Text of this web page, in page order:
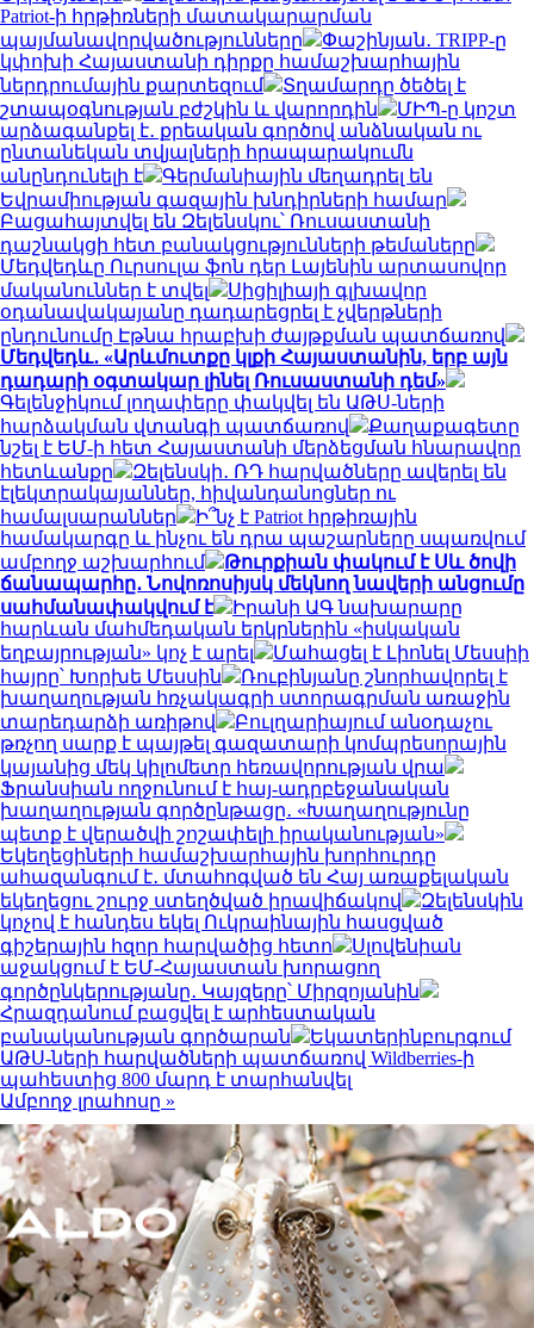
Patriot-ի հրթիռների մատակարարման
պայմանավորվածությունները
Փաշինյան․ TRIPP-ը
կփոխի Հայաստանի դիրքը համաշխարհային
ներդրումային քարտեզում
Տղամարդը ծեծել է
շտապօգնության բժշկին և վարորդին
ՄԻՊ-ը կոշտ
արձագանքել է․ քրեական գործով անձնական ու
ընտանեկան տվյալների հրապարակումն
անընդունելի է
Գերմանիային մեղադրել են
Եվրամիության գազային խնդիրների համար
Բացահայտվել են Զելենսկու՝ Ռուսաստանի
դաշնակցի հետ բանակցությունների թեմաները
Մեդվեդևը Ուրսուլա ֆոն դեր Լայենին արտասովոր
մականուններ է տվել
Սիցիլիայի գլխավոր
օդանավակայանը դադարեցրել է չվերթների
ընդունումը Էթնա հրաբխի ժայթքման պատճառով
Մեդվեդև․ «Արևմուտքը կլքի Հայաստանին, երբ այն
դադարի օգտակար լինել Ռուսաստանի դեմ»
Գելենջիկում լողափերը փակվել են ԱԹՍ-ների
հարձակման վտանգի պատճառով
Քաղաքագետը
նշել է ԵՄ-ի հետ Հայաստանի մերձեցման հնարավոր
հետևանքը
Զելենսկի․ ՌԴ հարվածները ավերել են
էլեկտրակայաններ, հիվանդանոցներ ու
համալսարաններ
Ի՞նչ է Patriot հրթիռային
համակարգը և ինչու են դրա պաշարները սպառվում
ամբողջ աշխարհում
Թուրքիան փակում է Սև ծովի
ճանապարհը․ Նովոռոսիյսկ մեկնող նավերի անցումը
սահմանափակվում է
Իրանի ԱԳ նախարարը
հարևան մահմեդական երկրներին «իսկական
եղբայրության» կոչ է արել
Մահացել է Լիոնել Մեսսիի
հայրը՝ Խորխե Մեսսին
Ռուբինյանը շնորհավորել է
խաղաղության հռչակագրի ստորագրման առաջին
տարեդարձի առիթով
Բուլղարիայում անօդաչու
թռչող սարք է պայթել գազատարի կոմպրեսորային
կայանից մեկ կիլոմետր հեռավորության վրա
Ֆրանսիան ողջունում է հայ-ադրբեջանական
խաղաղության գործընթացը․ «Խաղաղությունը
պետք է վերածվի շոշափելի իրականության»
Եկեղեցիների համաշխարհային խորհուրդը
ահազանգում է․ մտահոգված են Հայ առաքելական
եկեղեցու շուրջ ստեղծված իրավիճակով
Զելենսկին
կոչով է հանդես եկել Ուկրաինային հասցված
գիշերային հզոր հարվածից հետո
Սլովենիան
աջակցում է ԵՄ-Հայաստան խորացող
գործընկերությանը․ Կայզերը՝ Միրզոյանին
Հրազդանում բացվել է արհեստական
բանականության գործարան
Եկատերինբուրգում
ԱԹՍ-ների հարվածների պատճառով Wildberries-ի
պահեստից 800 մարդ է տարհանվել
Ամբողջ լրահոսը »